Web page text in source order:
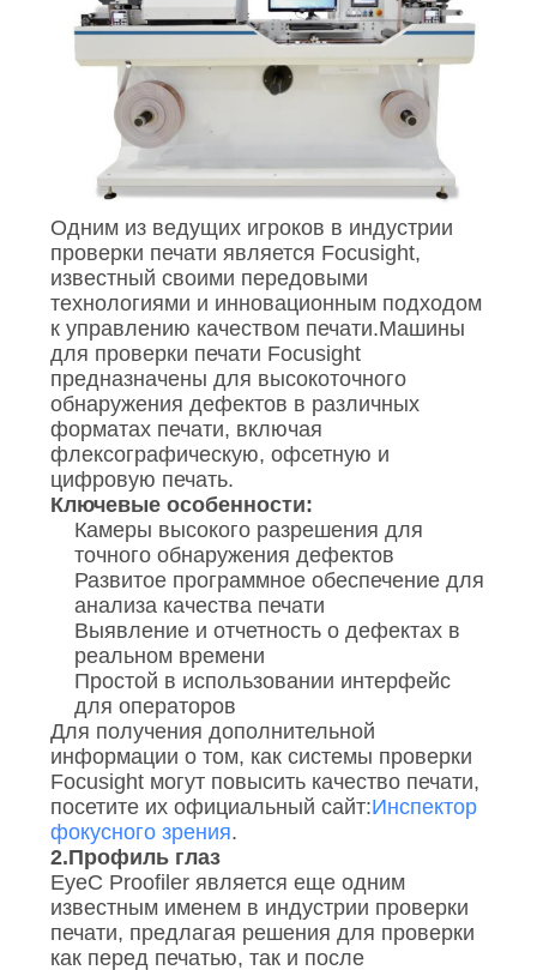
Одним из ведущих игроков в индустрии
проверки печати является Focusight,
известный своими передовыми
технологиями и инновационным подходом
к управлению качеством печати.Машины
для проверки печати Focusight
предназначены для высокоточного
обнаружения дефектов в различных
форматах печати, включая
флексографическую, офсетную и
цифровую печать.
Ключевые особенности:
Камеры высокого разрешения для
точного обнаружения дефектов
Развитое программное обеспечение для
анализа качества печати
Выявление и отчетность о дефектах в
реальном времени
Простой в использовании интерфейс
для операторов
Для получения дополнительной
информации о том, как системы проверки
Focusight могут повысить качество печати,
посетите их официальный сайт:Инспектор
фокусного зрения.
2.Профиль глаз
EyeC Proofiler является еще одним
известным именем в индустрии проверки
печати, предлагая решения для проверки
как перед печатью, так и после